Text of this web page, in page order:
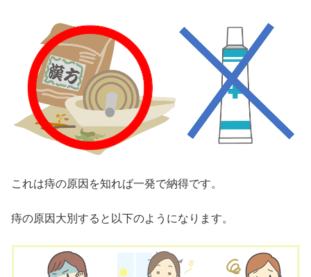
これは痔の原因を知れば一発で納得です。
痔の原因大別すると以下のようになります。